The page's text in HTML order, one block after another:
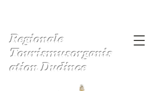
Regionale
Tourismusorganis
ation Dudince